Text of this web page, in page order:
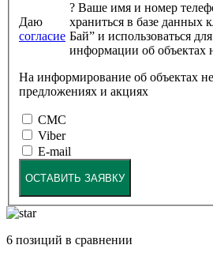
Даю
согласие
? Ваше имя и номер телефона
храниться в базе данных клиентов ООО “Бир
Бай” и использоваться
На информирование об объектах
предложениях и акциях
СМС
Viber
E-mail
ОСТАВИТЬ ЗАЯВКУ
6 позиций в сравнении